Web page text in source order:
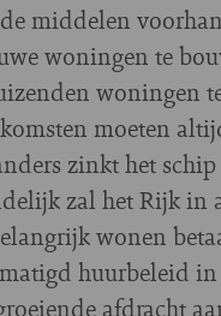
middelen
woningen te
woningen
moeten
zinkt het
zal het Rijk in
wonen
huurbeleid
afdracht